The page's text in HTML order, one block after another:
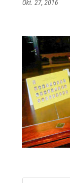
Okt. 27, 2016